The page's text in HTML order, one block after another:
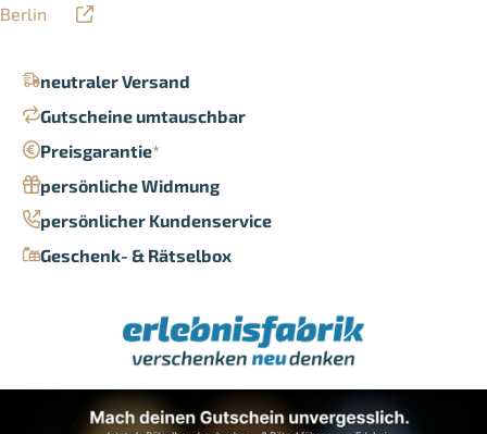
neutraler Versand
Gutscheine umtauschbar
Preisgarantie*
persönliche Widmung
persönlicher Kundenservice
Geschenk- & Rätselbox
Berlin